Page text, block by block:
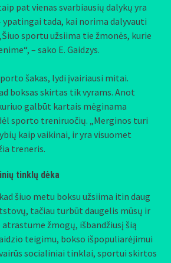
pat vienas svarbiausių dalykų yra
tada, kai norima dalyvauti
sportu užsiima tie žmonės, kurie
– sako E. Gaidzys.
šakas, lydi įvairiausi mitai.
boksas skirtas tik vyrams. Anot
galbūt kartais mėginama
sporto treniruočių. „Merginos turi
kaip vaikinai, ir yra visuomet
treneris.
tinklų dėka
šiuo metu boksu užsiima itin daug
tačiau turbūt daugelis mūsų ir
žmogų, išbandžiusį šią
teigimu, bokso išpopuliarėjimui
socialiniai tinklai, sportui skirtos